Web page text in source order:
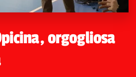
orgogliosa